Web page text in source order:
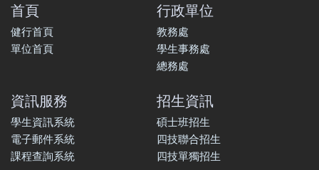
首頁
健行首頁
單位首頁
行政單位
教務處
學生事務處
總務處
資訊服務
學生資訊系統
電子郵件系統
課程查詢系統
招生資訊
碩士班招生
四技聯合招生
四技單獨招生